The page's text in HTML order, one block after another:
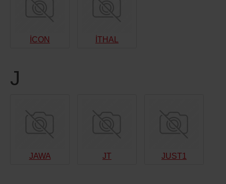
İCON İTHAL
J
JAWA JT JUST1